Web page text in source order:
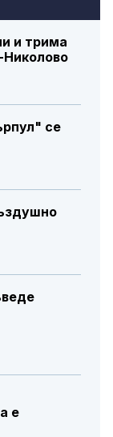
и трима
се
е